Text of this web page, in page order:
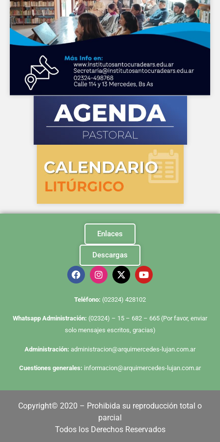
Enlaces
Descargas
Te léfono: (02324) 428102
Whatsapp Administración: (02324) – 15 – 682 – 665 (Por favor, enviar
solo mensajes escritos, gracias)
Administración: administracion@arquimercedes-lujan.com.ar
Cuestiones generales: informacion@arquimercedes-lujan.com.ar
Copyright© 2020 – Prohibida su reproducción total o
parcial
Todos los Derechos Reservados